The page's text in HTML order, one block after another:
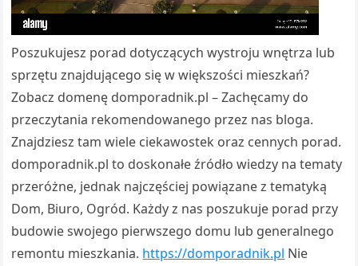
Poszukujesz porad dotyczących wystroju wnętrza lub
sprzętu znajdującego się w większości mieszkań?
Zobacz domenę domporadnik.pl – Zachęcamy do
przeczytania rekomendowanego przez nas bloga.
Znajdziesz tam wiele ciekawostek oraz cennych porad.
domporadnik.pl to doskonałe źródło wiedzy na tematy
przeróżne, jednak najczęściej powiązane z tematyką
Dom, Biuro, Ogród. Każdy z nas poszukuje porad przy
budowie swojego pierwszego domu lub generalnego
remontu mieszkania. https://domporadnik.pl Nie